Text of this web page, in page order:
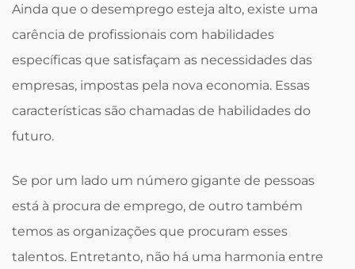
Ainda que o desemprego esteja alto, existe uma
carência de profissionais com habilidades
específicas que satisfaçam as necessidades das
empresas, impostas pela nova economia. Essas
características são chamadas de habilidades do
futuro.
Se por um lado um número gigante de pessoas
está à procura de emprego, de outro também
temos as organizações que procuram esses
talentos. Entretanto, não há uma harmonia entre